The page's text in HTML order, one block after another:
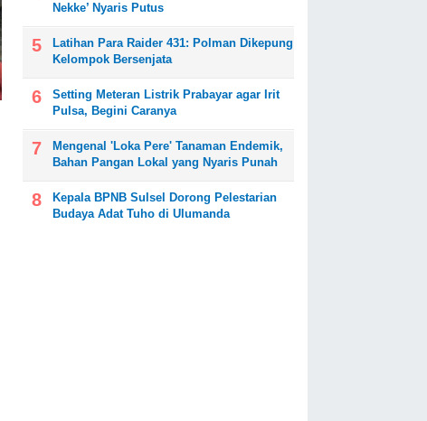
Nekke’ Nyaris Putus
Latihan Para Raider 431: Polman Dikepung
Kelompok Bersenjata
Setting Meteran Listrik Prabayar agar Irit
Pulsa, Begini Caranya
Mengenal 'Loka Pere' Tanaman Endemik,
Bahan Pangan Lokal yang Nyaris Punah
Kepala BPNB Sulsel Dorong Pelestarian
Budaya Adat Tuho di Ulumanda